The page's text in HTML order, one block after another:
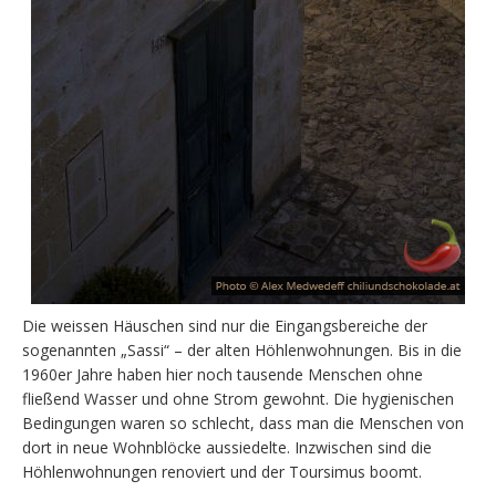
Die weissen Häuschen sind nur die Eingangsbereiche der
sogenannten „Sassi“ – der alten Höhlenwohnungen. Bis in die
1960er Jahre haben hier noch tausende Menschen ohne
fließend Wasser und ohne Strom gewohnt. Die hygienischen
Bedingungen waren so schlecht, dass man die Menschen von
dort in neue Wohnblöcke aussiedelte. Inzwischen sind die
Höhlenwohnungen renoviert und der Toursimus boomt.